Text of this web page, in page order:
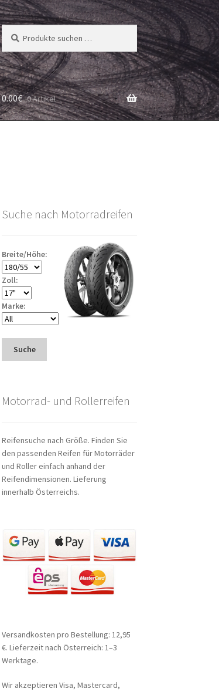
Suchen
nach:
Suchen
0.00€ 0 Artikel
Suche nach Motorradreifen
Breite/Höhe:
Zoll:
Marke:
Suche
Motorrad- und Rollerreifen
Reifensuche nach Größe. Finden Sie
den passenden Reifen für Motorräder
und Roller einfach anhand der
Reifendimensionen. Lieferung
innerhalb Österreichs.
Versandkosten pro Bestellung: 12,95
€. Lieferzeit nach Österreich: 1–3
Werktage.
Wir akzeptieren Visa, Mastercard,